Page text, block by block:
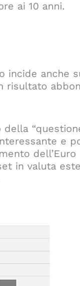
ai 10 anni.
incide anche
risultato
e
in valuta